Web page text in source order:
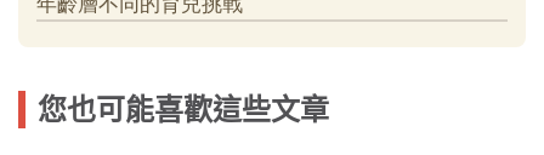
您也可能喜歡這些文章